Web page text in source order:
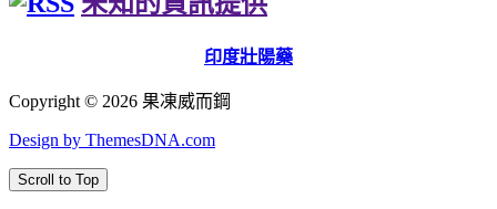
印度壯陽藥
Copyright © 2026 果凍威而鋼
Design by ThemesDNA.com
Scroll to Top